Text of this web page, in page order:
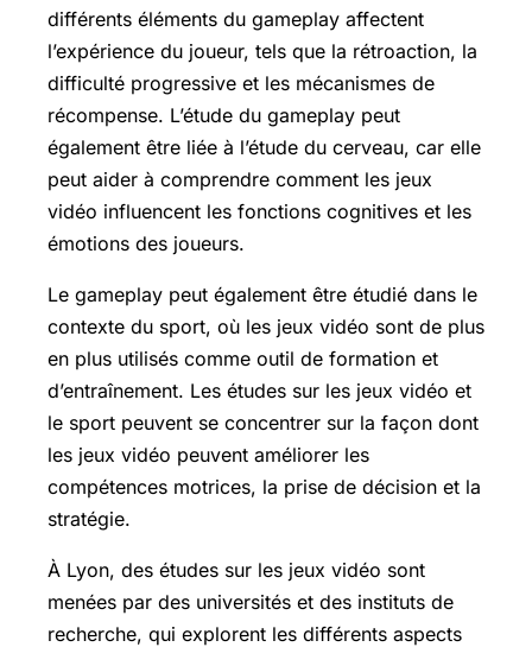
différents éléments du gameplay affectent
l’expérience du joueur, tels que la rétroaction, la
difficulté progressive et les mécanismes de
récompense. L’étude du gameplay peut
également être liée à l’étude du cerveau, car elle
peut aider à comprendre comment les jeux
vidéo influencent les fonctions cognitives et les
émotions des joueurs.
Le gameplay peut également être étudié dans le
contexte du sport, où les jeux vidéo sont de plus
en plus utilisés comme outil de formation et
d’entraînement. Les études sur les jeux vidéo et
le sport peuvent se concentrer sur la façon dont
les jeux vidéo peuvent améliorer les
compétences motrices, la prise de décision et la
stratégie.
À Lyon, des études sur les jeux vidéo sont
menées par des universités et des instituts de
recherche, qui explorent les différents aspects